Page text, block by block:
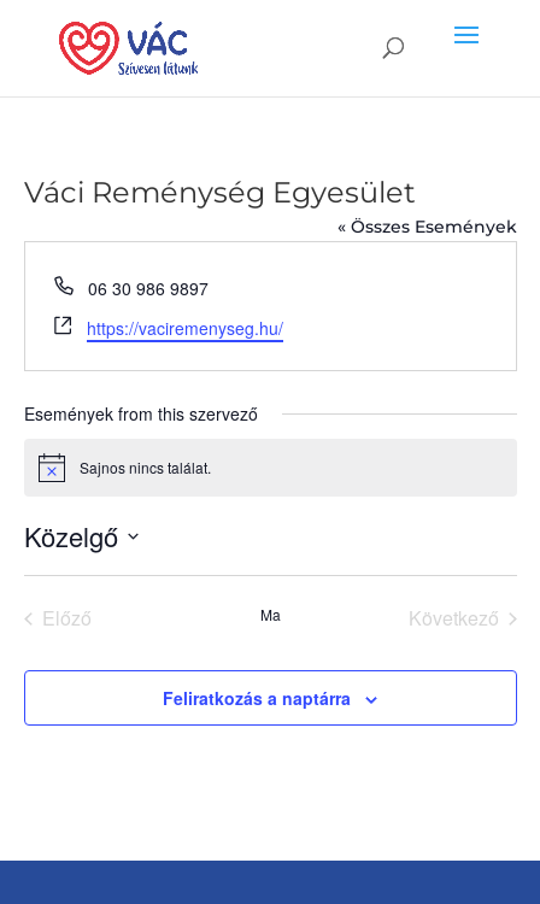
Váci Reménység Egyesület
« Összes Események
Phone
06 30 986 9897
Website
https://vaciremenyseg.hu/
Események from this szervező
Notice Sajnos nincs találat.
Közelgő
Előző
Ma
Következő
Feliratkozás a naptárra